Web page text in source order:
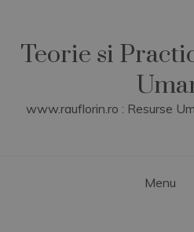
contentTeorie si
www.rauflorin.ro : Resurse
Menu